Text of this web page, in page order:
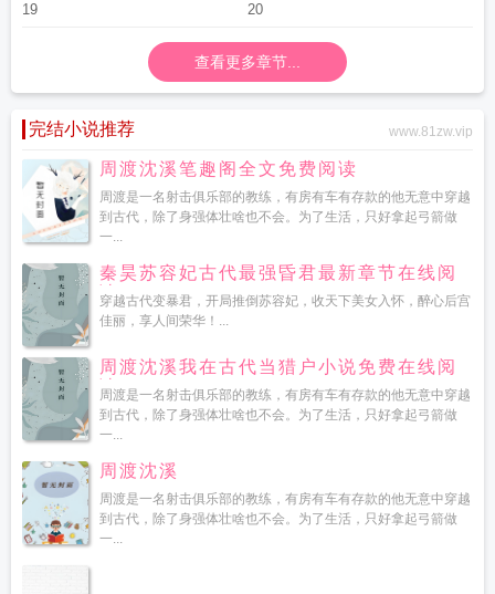
19 20
查看更多章节...
完结小说推荐 www.81zw.vip
周渡沈溪笔趣阁全文免费阅读
周渡是一名射击俱乐部的教练，有房有车有存款的他无意中穿越
到古代，除了身强体壮啥也不会。为了生活，只好拿起弓箭做
一...
秦昊苏容妃古代最强昏君最新章节在线阅
读
穿越古代变暴君，开局推倒苏容妃，收天下美女入怀，醉心后宫
佳丽，享人间荣华！...
周渡沈溪我在古代当猎户小说免费在线阅
读
周渡是一名射击俱乐部的教练，有房有车有存款的他无意中穿越
到古代，除了身强体壮啥也不会。为了生活，只好拿起弓箭做
一...
周渡沈溪
周渡是一名射击俱乐部的教练，有房有车有存款的他无意中穿越
到古代，除了身强体壮啥也不会。为了生活，只好拿起弓箭做
一...